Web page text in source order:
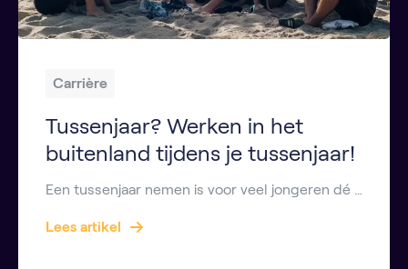
Carrière
Tussenjaar? Werken in het
buitenland tijdens je tussenjaar!
Lees artikel